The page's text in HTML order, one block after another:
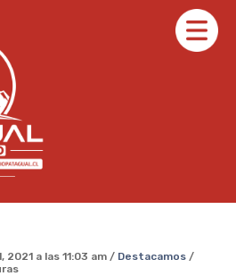
a las 11:03 am / Destacamos /